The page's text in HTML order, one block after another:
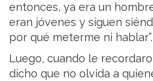
entonces, ya era un
eran jóvenes y siguen
por qué meterme ni hablar”.
Luego, cuando le
dicho que no olvida a